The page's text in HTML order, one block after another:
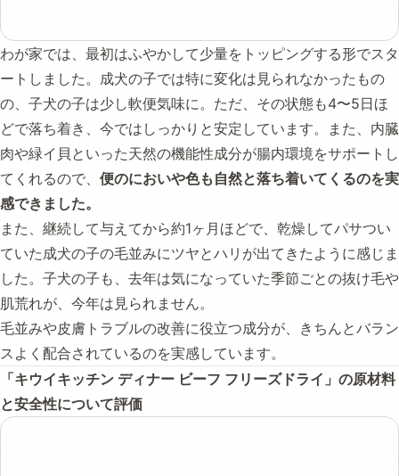
わが家では、最初はふやかして少量をトッピングする形でスタ
ートしました。成犬の子では特に変化は見られなかったもの
の、子犬の子は少し軟便気味に。ただ、その状態も4〜5日ほ
どで落ち着き、今ではしっかりと安定しています。また、内臓
肉や緑イ貝といった天然の機能性成分が腸内環境をサポートし
てくれるので、 便のにおいや色も自然と落ち着いてくるのを実
感できました。
また、継続して与えてから約1ヶ月ほどで、乾燥してパサつい
ていた成犬の子の毛並みにツヤとハリが出てきたように感じま
した。子犬の子も、去年は気になっていた季節ごとの抜け毛や
肌荒れが、今年は見られません。
毛並みや皮膚トラブルの改善に役立つ成分が、きちんとバラン
スよく配合されているのを実感しています。
「キウイキッチン ディナー ビーフ フリーズドライ」の原材料
と安全性について評価